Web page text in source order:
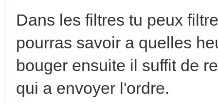
Dans les filtres tu peux
pourras savoir a quelles
bouger ensuite il suffit de
qui a envoyer l'ordre.